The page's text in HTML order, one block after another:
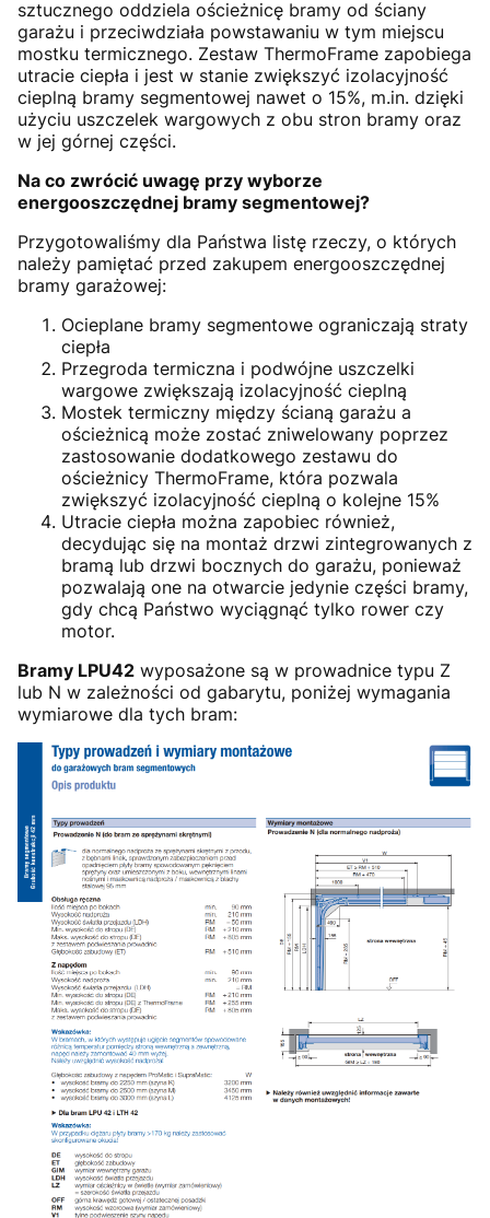
sztucznego oddziela ościeżnicę bramy od ściany
garażu i przeciwdziała powstawaniu w tym miejscu
mostku termicznego. Zestaw ThermoFrame zapobiega
utracie ciepła i jest w stanie zwiększyć izolacyjność
cieplną bramy segmentowej nawet o 15%, m.in. dzięki
użyciu uszczelek wargowych z obu stron bramy oraz
w jej górnej części.
Na co zwrócić uwagę przy wyborze
energooszczędnej bramy segmentowej?
Przygotowaliśmy dla Państwa listę rzeczy, o których
należy pamiętać przed zakupem energooszczędnej
bramy garażowej:
Ocieplane bramy segmentowe ograniczają straty
ciepła
Przegroda termiczna i podwójne uszczelki
wargowe zwiększają izolacyjność cieplną
Mostek termiczny między ścianą garażu a
ościeżnicą może zostać zniwelowany poprzez
zastosowanie dodatkowego zestawu do
ościeżnicy ThermoFrame, która pozwala
zwiększyć izolacyjność cieplną o kolejne 15%
Utracie ciepła można zapobiec również,
decydując się na montaż drzwi zintegrowanych z
bramą lub drzwi bocznych do garażu, ponieważ
pozwalają one na otwarcie jedynie części bramy,
gdy chcą Państwo wyciągnąć tylko rower czy
motor.
Bramy LPU42 wyposażone są w prowadnice typu Z
lub N w zależności od gabarytu, poniżej wymagania
wymiarowe dla tych bram: